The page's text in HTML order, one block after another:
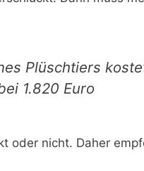
Plüschtiers
1.820 Euro
oder nicht. Daher